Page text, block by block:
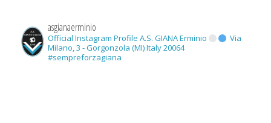
asgianaerminio
Official Instagram Profile A.S. GIANA Erminio
Via
Milano, 3 - Gorgonzola (MI) Italy 20064
#sempreforzagiana